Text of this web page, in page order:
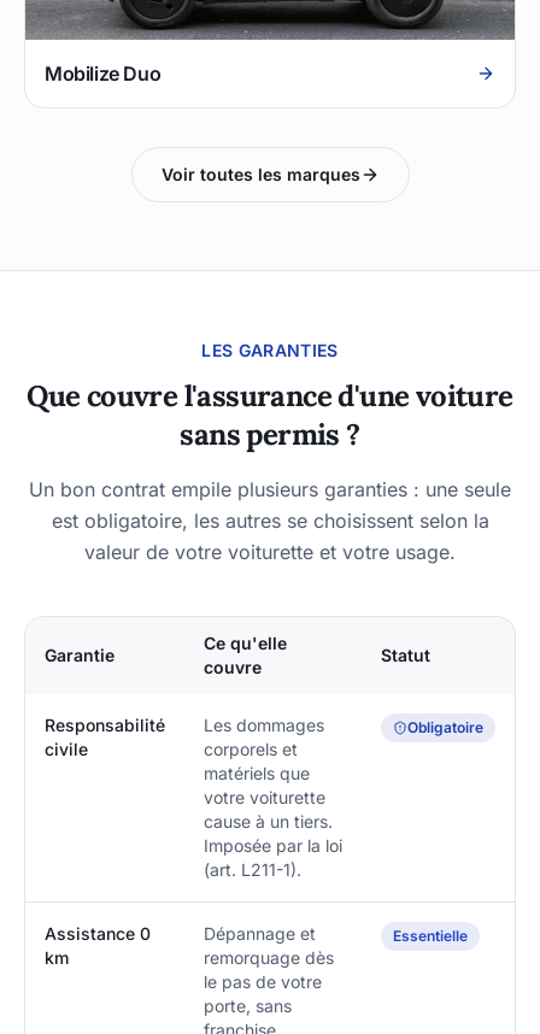
Mobilize Duo
Voir toutes les marques
LES GARANTIES
Que couvre l'assurance d'une voiture
sans permis ?
Un bon contrat empile plusieurs garanties : une seule
est obligatoire, les autres se choisissent selon la
valeur de votre voiturette et votre usage.
Garantie
Ce qu'elle
couvre
Statut
Responsabilité
civile
Les dommages
corporels et
matériels que
votre voiturette
cause à un tiers.
Imposée par la loi
(art. L211-1).
Obligatoire
Assistance 0
km
Dépannage et
remorquage dès
le pas de votre
porte, sans
Essentielle